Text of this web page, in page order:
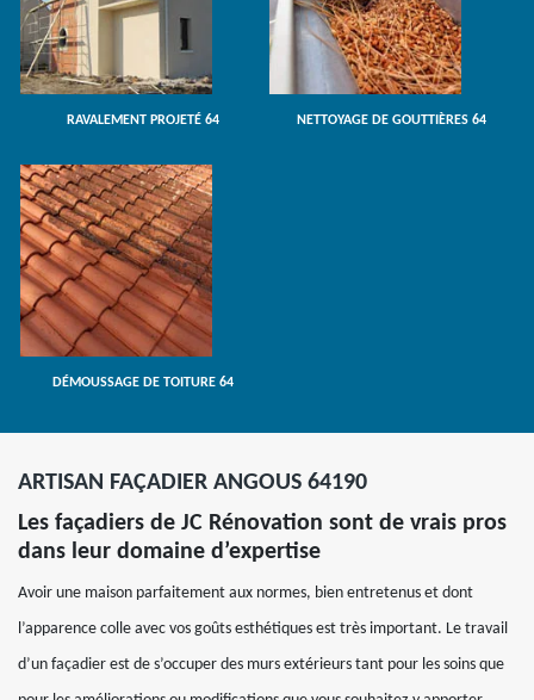
RAVALEMENT PROJETÉ 64 NETTOYAGE DE GOUTTIÈRES 64
DÉMOUSSAGE DE TOITURE 64
ARTISAN FAÇADIER ANGOUS 64190
Les façadiers de JC Rénovation sont de vrais pros
dans leur domaine d’expertise
Avoir une maison parfaitement aux normes, bien entretenus et dont
l’apparence colle avec vos goûts esthétiques est très important. Le travail
d’un façadier est de s’occuper des murs extérieurs tant pour les soins que